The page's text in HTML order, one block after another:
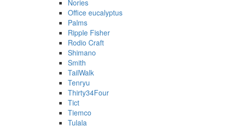
Nories
Office eucalyptus
Palms
Ripple Fisher
Rodio Craft
Shimano
Smith
TailWalk
Tenryu
Thirty34Four
Tict
Tiemco
Tulala